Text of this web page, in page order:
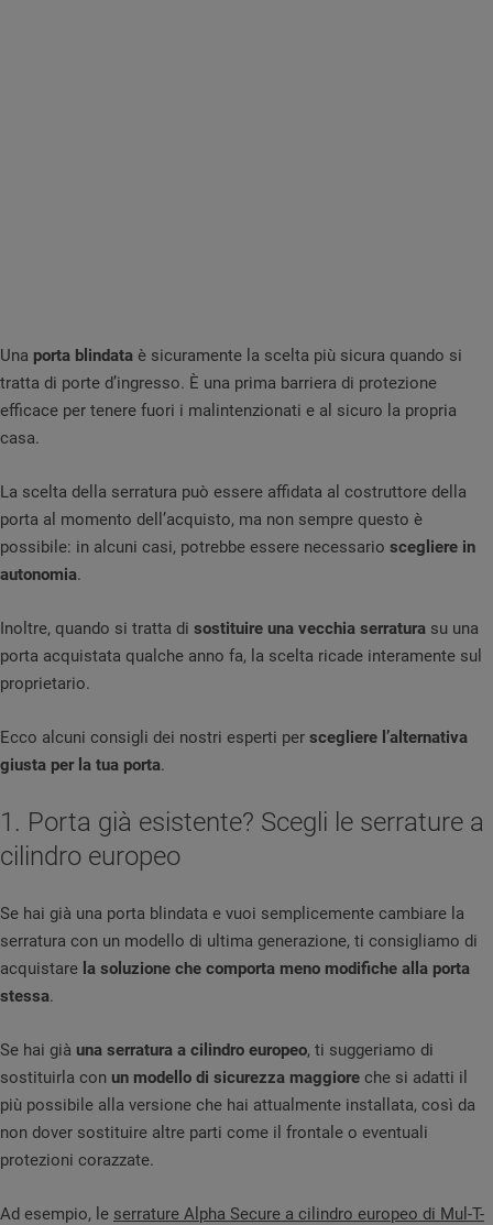
Una porta blindata è sicuramente la scelta più sicura quando si
tratta di porte d’ingresso. È una prima barriera di protezione
efficace per tenere fuori i malintenzionati e al sicuro la propria
casa.
La scelta della serratura può essere affidata al costruttore della
porta al momento dell’acquisto, ma non sempre questo è
possibile: in alcuni casi, potrebbe essere necessario scegliere in
autonomia.
Inoltre, quando si tratta di sostituire una vecchia serratura su una
porta acquistata qualche anno fa, la scelta ricade interamente sul
proprietario.
Ecco alcuni consigli dei nostri esperti per scegliere l’alternativa
giusta per la tua porta.
1. Porta già esistente? Scegli le serrature a
cilindro europeo
Se hai già una porta blindata e vuoi semplicemente cambiare la
serratura con un modello di ultima generazione, ti consigliamo di
acquistare la soluzione che comporta meno modifiche alla porta
stessa.
Se hai già una serratura a cilindro europeo, ti suggeriamo di
sostituirla con un modello di sicurezza maggiore che si adatti il
più possibile alla versione che hai attualmente installata, così da
non dover sostituire altre parti come il frontale o eventuali
protezioni corazzate.
Ad esempio, le serrature Alpha Secure a cilindro europeo di Mul-T-